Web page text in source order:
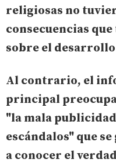
religiosas no
consecuencias
sobre el
Al contrario, el
principal
"la mala
escándalos" que
a conocer el